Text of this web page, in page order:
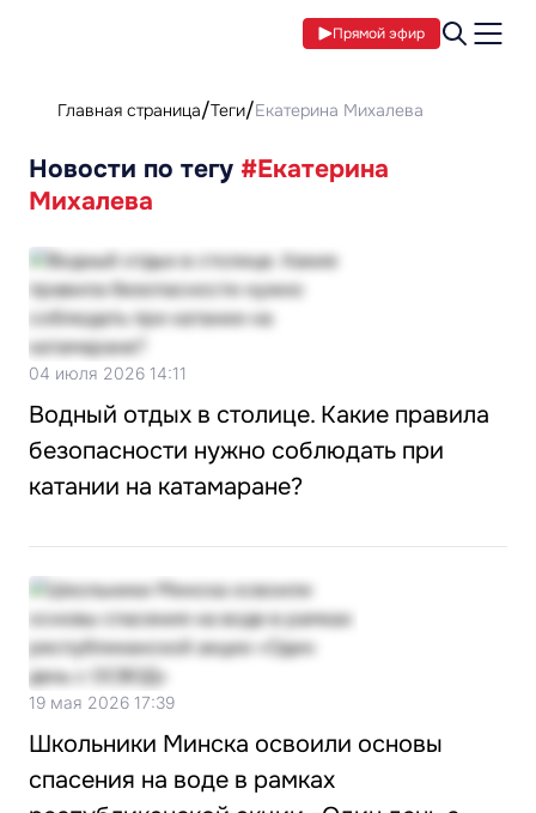
Прямой эфир
Главная страница Теги Екатерина Михалева
Новости по тегу #Екатерина
Михалева
04 июля 2026 14:11
Водный отдых в столице. Какие правила
безопасности нужно соблюдать при
катании на катамаране?
19 мая 2026 17:39
Школьники Минска освоили основы
спасения на воде в рамках